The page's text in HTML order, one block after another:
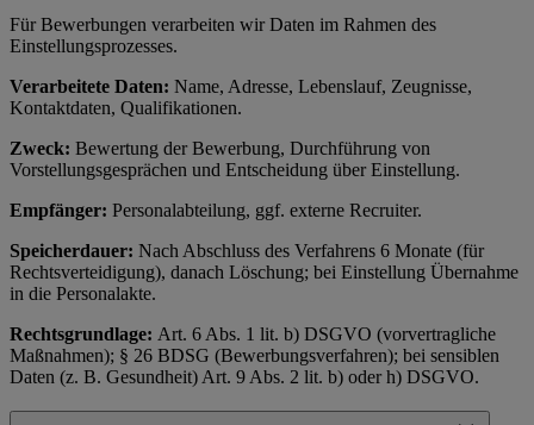
Für Bewerbungen verarbeiten wir Daten im Rahmen des
Einstellungsprozesses.
Verarbeitete Daten: Name, Adresse, Lebenslauf, Zeugnisse,
Kontaktdaten, Qualifikationen.
Zweck: Bewertung der Bewerbung, Durchführung von
Vorstellungsgesprächen und Entscheidung über Einstellung.
Empfänger: Personalabteilung, ggf. externe Recruiter.
Speicherdauer: Nach Abschluss des Verfahrens 6 Monate (für
Rechtsverteidigung), danach Löschung; bei Einstellung Übernahme
in die Personalakte.
Rechtsgrundlage: Art. 6 Abs. 1 lit. b) DSGVO (vorvertragliche
Maßnahmen); § 26 BDSG (Bewerbungsverfahren); bei sensiblen
Daten (z. B. Gesundheit) Art. 9 Abs. 2 lit. b) oder h) DSGVO.